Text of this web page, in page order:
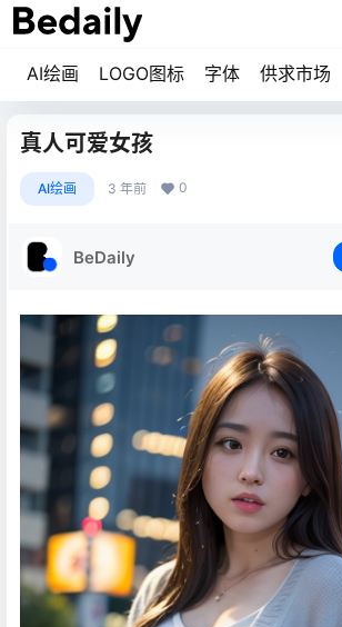
AI绘画 LOGO图标 字体 供求市场
真人可爱女孩
AI绘画 3 年前 0
BeDaily